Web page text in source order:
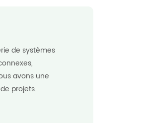
de systèmes
avons une
de projets.